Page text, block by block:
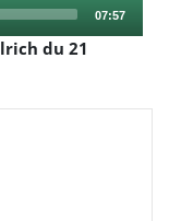
Total
07:57
du 21